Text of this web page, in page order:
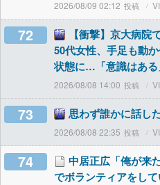
2026/08/09 02:12
72
【衝撃】京大病院
50代女性、手足も動
状態に…「意識はある
2026/08/08 14:00
73 思わず誰かに話し
2026/08/08 22:35
74
中居正広「俺が来
でボランティアをし